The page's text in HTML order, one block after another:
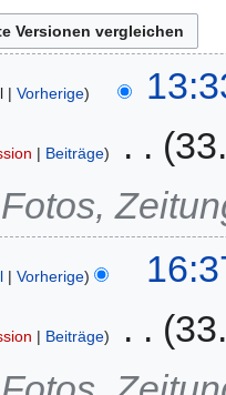
Vorherige
Beiträge
Vorherige
Beiträge